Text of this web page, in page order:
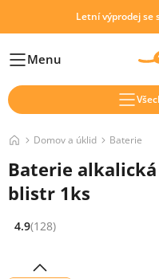
Letní výprodej se
HlavníMenu
Domov a úklid Baterie
Baterie alkalická
blistr 1ks
Hodnocení: 4.9 z 5 (128
4.9(128)